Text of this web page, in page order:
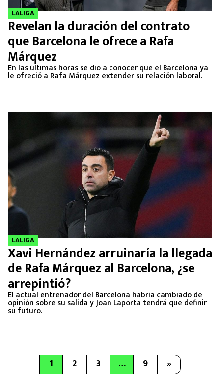
LALIGA
Revelan la duración del contrato
que Barcelona le ofrece a Rafa
Márquez
En las últimas horas se dio a conocer que el Barcelona ya
le ofreció a Rafa Márquez extender su relación laboral.
LALIGA
Xavi Hernández arruinaría la llegada
de Rafa Márquez al Barcelona, ¿se
arrepintió?
El actual entrenador del Barcelona habría cambiado de
opinión sobre su salida y Joan Laporta tendrá que definir
su futuro.
1 2 3 … 9 »